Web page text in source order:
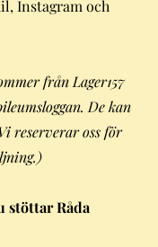
Instagram och
från Lager157
De kan
reserverar oss för
stöttar Råda